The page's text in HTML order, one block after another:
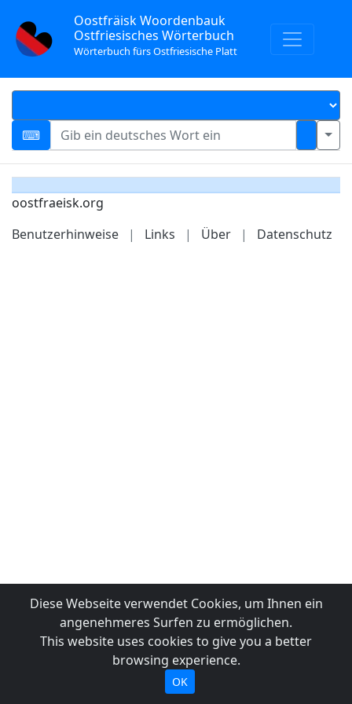
Oostfräisk Woordenbauk
Ostfriesisches Wörterbuch
Wörterbuch fürs Ostfriesische Platt
oostfraeisk.org
Benutzerhinweise
| Links | Über | Datenschutz
Diese Webseite verwendet Cookies, um Ihnen ein
angenehmeres Surfen zu ermöglichen.
This website uses cookies to give you a better
browsing experience.
OK